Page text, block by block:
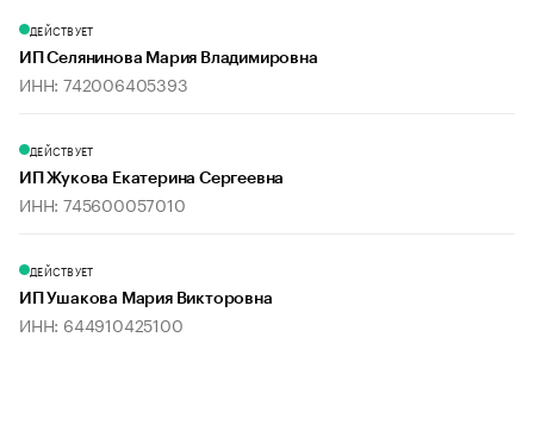
ДЕЙСТВУЕТ
ИП Селянинова Мария Владимировна
ИНН: 742006405393
ДЕЙСТВУЕТ
ИП Жукова Екатерина Сергеевна
ИНН: 745600057010
ДЕЙСТВУЕТ
ИП Ушакова Мария Викторовна
ИНН: 644910425100